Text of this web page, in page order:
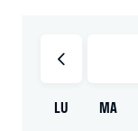
LU MA